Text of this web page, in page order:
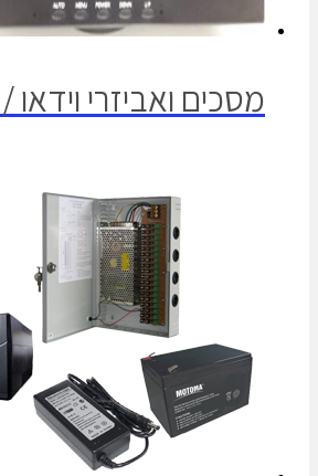
מסכים ואביזרי וידאו /